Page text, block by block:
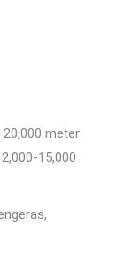
meter
15,000